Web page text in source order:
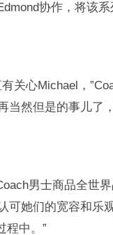
协作，将该系
Michael，
当然但是的事儿了
男士商品全世界
可她们的宽容和乐
程中。”